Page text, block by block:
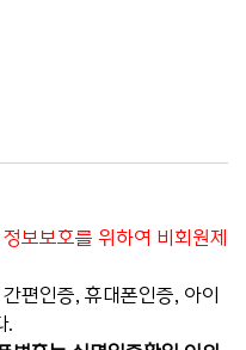
보보호를 위하여 비회원제
편인증, 휴대폰인증, 아이
.